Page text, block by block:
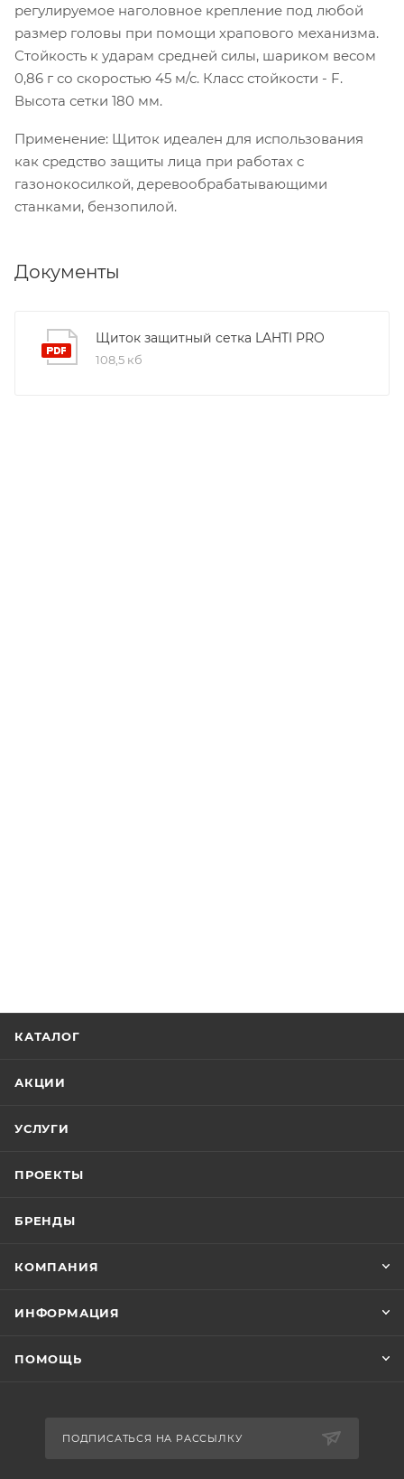
регулируемое наголовное крепление под любой
размер головы при помощи храпового механизма.
Стойкость к ударам средней силы, шариком весом
0,86 г со скоростью 45 м/с. Класс стойкости - F.
Высота сетки 180 мм.
Применение: Щиток идеален для использования
как средство защиты лица при работах с
газонокосилкой, деревообрабатывающими
станками, бензопилой.
Документы
Щиток защитный сетка LAHTI PRO
108,5 кб
КАТАЛОГ
АКЦИИ
УСЛУГИ
ПРОЕКТЫ
БРЕНДЫ
КОМПАНИЯ
ИНФОРМАЦИЯ
ПОМОЩЬ
ПОДПИСАТЬСЯ НА РАССЫЛКУ